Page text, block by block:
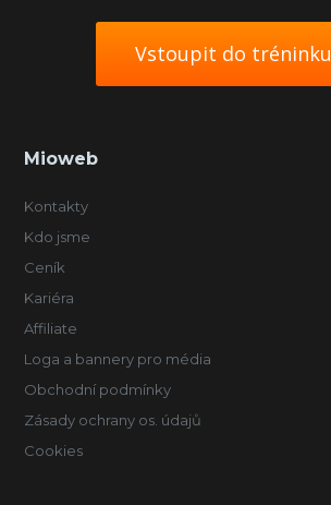
Vstoupit do tréninku
Mioweb
Kontakty
Kdo jsme
Ceník
Kariéra
Affiliate
Loga a bannery pro média
Obchodní podmínky
Zásady ochrany os. údajů
Cookies